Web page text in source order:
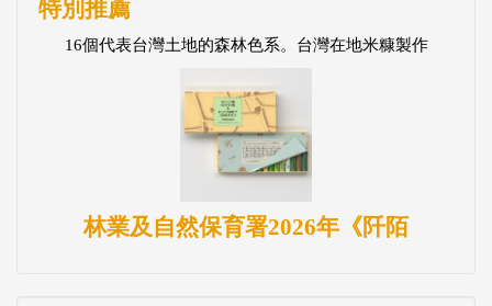
特別推薦
16個代表台灣土地的森林色系。台灣在地米糠製作
林業及自然保育署2026年《阡陌